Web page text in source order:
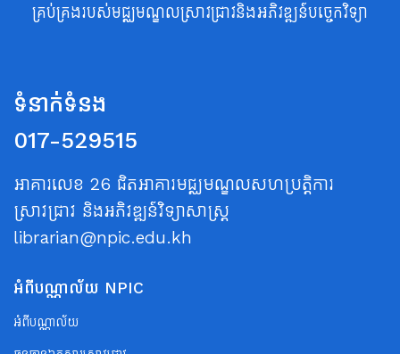
គ្រប់គ្រងរបស់មជ្ឈមណ្ឌលស្រាវជ្រាវនិងអភិវឌ្ឍន៍បច្ចេកវិទ្យា
ទំនាក់ទំនង
017-529515
អាគារលេខ 26 ជិតអាគារមជ្ឈមណ្ឌលសហប្រត្តិការ
ស្រាវជ្រាវ និងអភិវឌ្ឍន៍វិទ្យាសាស្ត្រ
librarian@npic.edu.kh
អំពីបណ្ណាល័យ NPIC
អំពីបណ្ណាល័យ